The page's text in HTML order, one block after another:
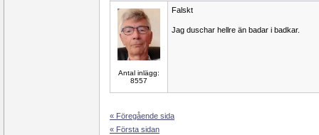
Antal inlägg:
8557
Falskt
Jag duschar hellre än badar i badkar.
« Föregående sida
« Första sidan